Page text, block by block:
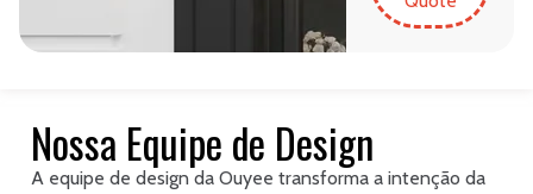
Nossa Equipe de Design
A equipe de design da Ouyee transforma a intenção da